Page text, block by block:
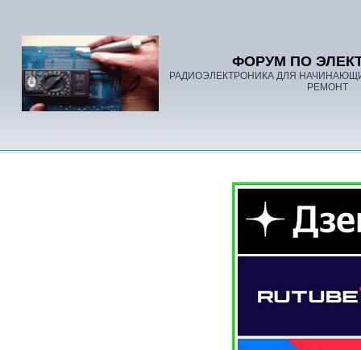
ФОРУМ ПО
РАДИОЭЛЕКТРОНИКА ДЛЯ
РЕМОНТ